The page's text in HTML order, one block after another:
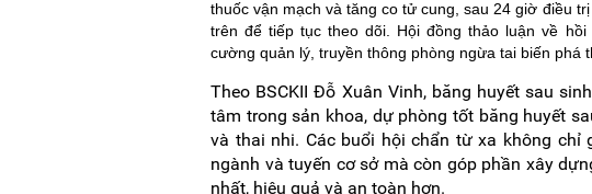
thuốc vận mạch và tăng co tử cung, sau 24 giờ điều
trên để tiếp tục theo dõi. Hội đồng thảo luận về
cường quản lý, truyền thông phòng ngừa tai biến phá
Theo BSCKII Đỗ Xuân Vinh, băng huyết sau
tâm trong sản khoa, dự phòng tốt băng huyết
và thai nhi. Các buổi hội chẩn từ xa không chỉ
ngành và tuyến cơ sở mà còn góp phần xây
nhất, hiệu quả và an toàn hơn.